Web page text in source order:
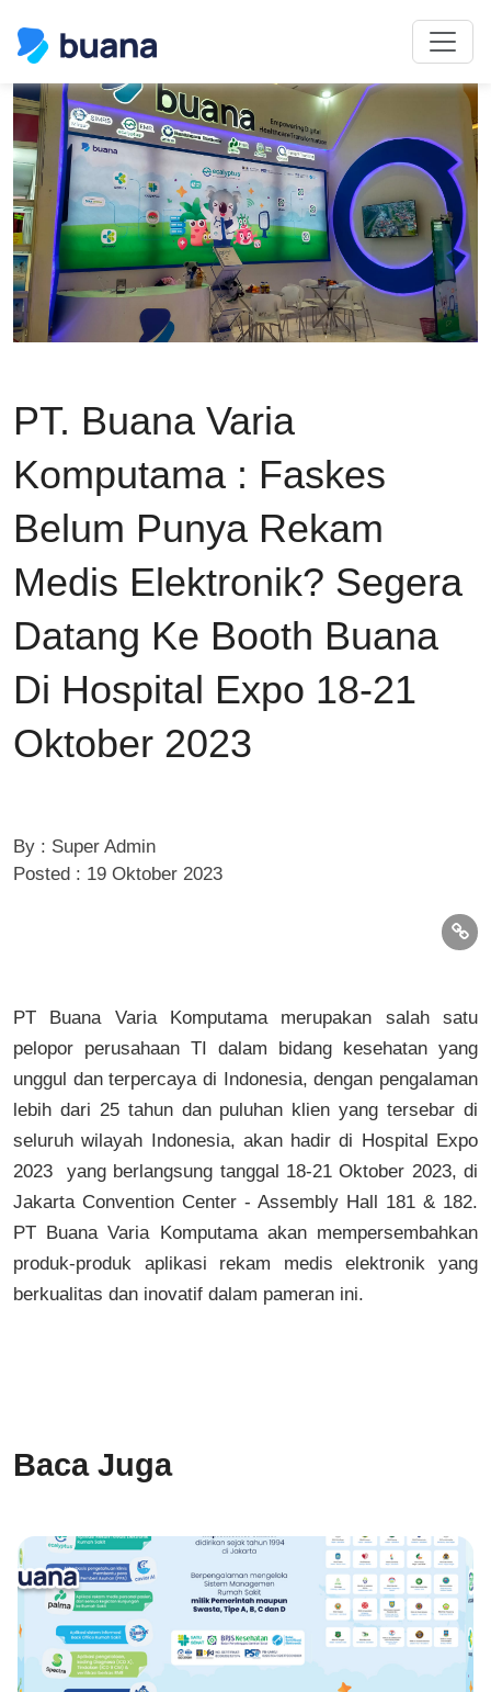
PT. Buana Varia
Komputama : Faskes
Belum Punya Rekam
Medis Elektronik? Segera
Datang Ke Booth Buana
Di Hospital Expo 18-21
Oktober 2023
By : Super Admin
Posted : 19 Oktober 2023
PT Buana Varia Komputama merupakan salah satu
pelopor perusahaan TI dalam bidang kesehatan yang
unggul dan terpercaya di Indonesia, dengan pengalaman
lebih dari 25 tahun dan puluhan klien yang tersebar di
seluruh wilayah Indonesia, akan hadir di Hospital Expo
2023 yang berlangsung tanggal 18-21 Oktober 2023, di
Jakarta Convention Center - Assembly Hall 181 & 182.
PT Buana Varia Komputama akan mempersembahkan
produk-produk aplikasi rekam medis elektronik yang
berkualitas dan inovatif dalam pameran ini.
Baca Juga